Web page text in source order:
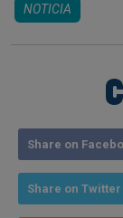
NOTICIA
Share on
Share on Twitter